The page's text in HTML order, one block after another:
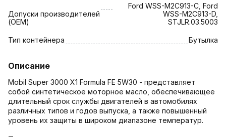
Допуски производителей
(OEM)
Ford WSS-M2C913-C, Ford
WSS-M2C913-D,
STJLR.03.5003
Тип контейнера Бутылка
Описание
Mobil Super 3000 X1 Formula FE 5W30 - представляет
собой синтетическое моторное масло, обеспечивающее
длительный срок службы двигателей в автомобилях
различных типов и годов выпуска, а также повышенный
уровень их защиты в широком диапазоне температур.